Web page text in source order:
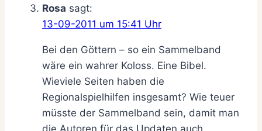
Rosa sagt:
13-09-2011 um 15:41 Uhr
Bei den Göttern – so ein Sammelband
wäre ein wahrer Koloss. Eine Bibel.
Wieviele Seiten haben die
Regionalspielhilfen insgesamt? Wie teuer
müsste der Sammelband sein, damit man
die Autoren für das Updaten auch